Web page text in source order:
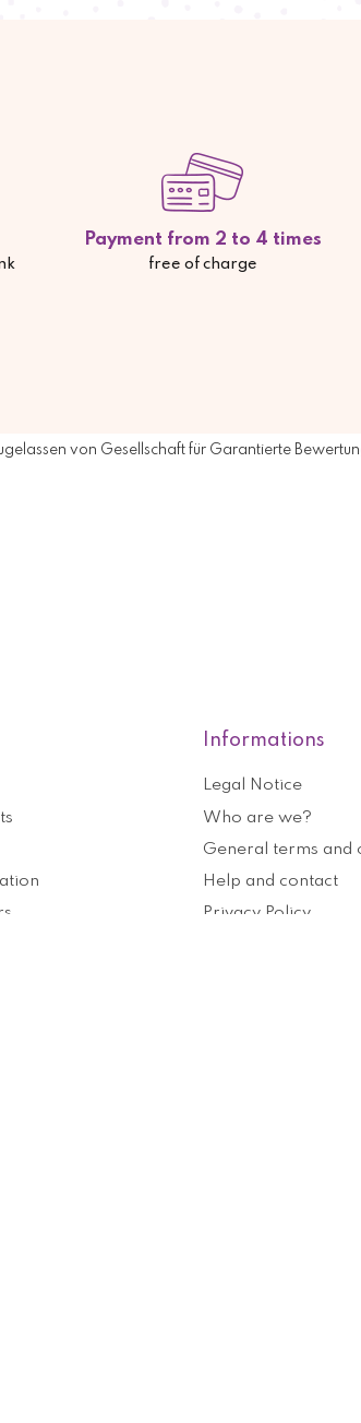
Payment from 2 to 4 times
free of charge
von Gesellschaft für Garantierte
Informations
Legal Notice
Who are we?
General terms and
Help and contact
Privacy Policy